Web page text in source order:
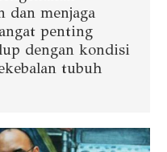
dan menjaga
penting
dengan kondisi
tubuh